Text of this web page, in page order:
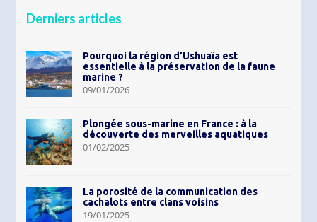
Derniers articles
Pourquoi la région d’Ushuaïa est
essentielle à la préservation de la faune
marine ?
09/01/2026
Plongée sous-marine en France : à la
découverte des merveilles aquatiques
01/02/2025
La porosité de la communication des
cachalots entre clans voisins
19/01/2025